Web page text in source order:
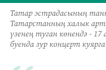
Татар эстрадасының
Татарстанның халык
үзенең туган көнендә -
буенда зур концерт